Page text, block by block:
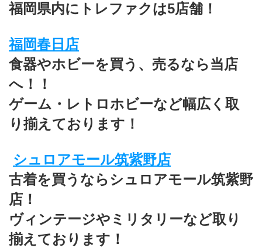
福岡県内にトレファクは5店舗！
福岡春日店
食器やホビーを買う、売るなら当店
へ！！
ゲーム・レトロホビーなど幅広く取
り揃えております！
シュロアモール筑紫野店
古着を買うならシュロアモール筑紫野
店！
ヴィンテージやミリタリーなど取り
揃えております！